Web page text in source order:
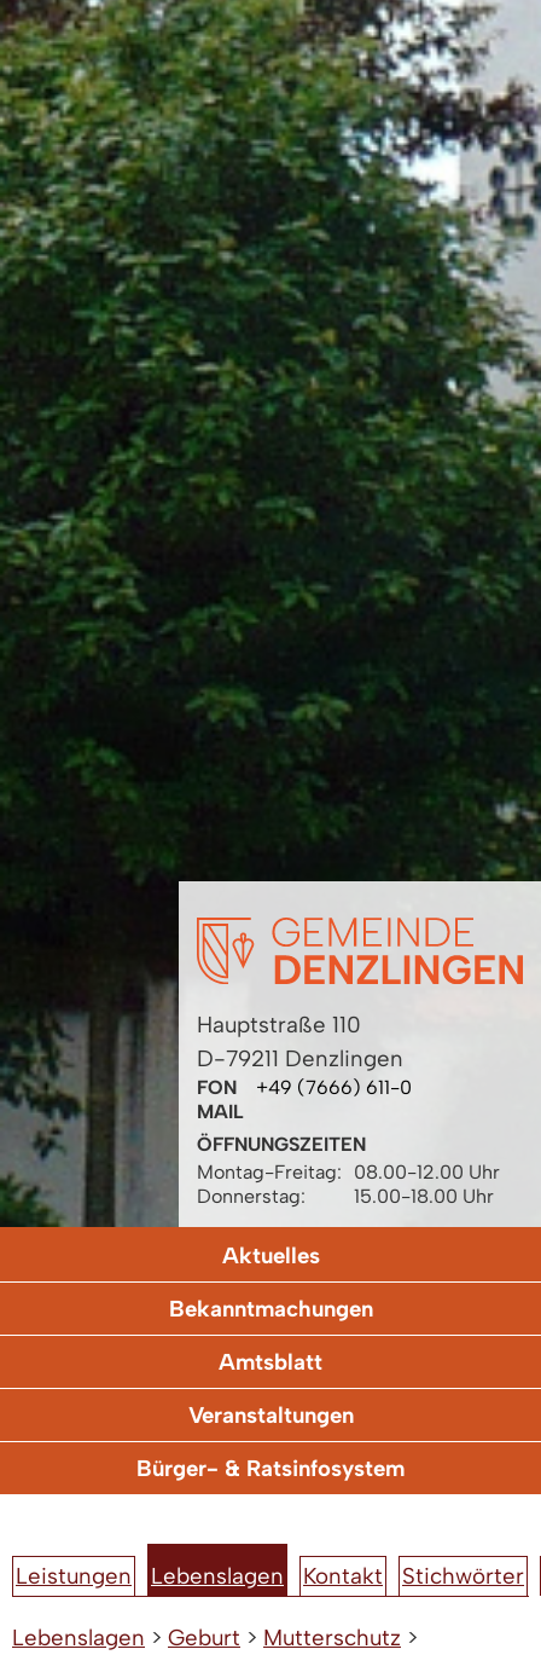
Hauptstraße 110
D-79211 Denzlingen
FON
+49 (7666) 611-0
MAIL
ÖFFNUNGSZEITEN
Montag-Freitag:
08.00-12.00 Uhr
Donnerstag:
15.00-18.00 Uhr
Aktuelles
Bekanntmachungen
Amtsblatt
Veranstaltungen
Bürger- & Ratsinfosystem
Leistungen Lebenslagen Kontakt Stichwörter
Lebenslagen > Geburt > Mutterschutz >